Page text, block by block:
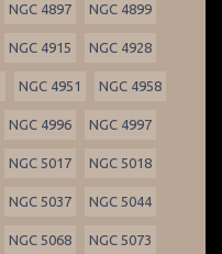
NGC 4897 NGC 4899
NGC 4915 NGC 4928
NGC 4951 NGC 4958
NGC 4996 NGC 4997
NGC 5017 NGC 5018
NGC 5037 NGC 5044
NGC 5068 NGC 5073